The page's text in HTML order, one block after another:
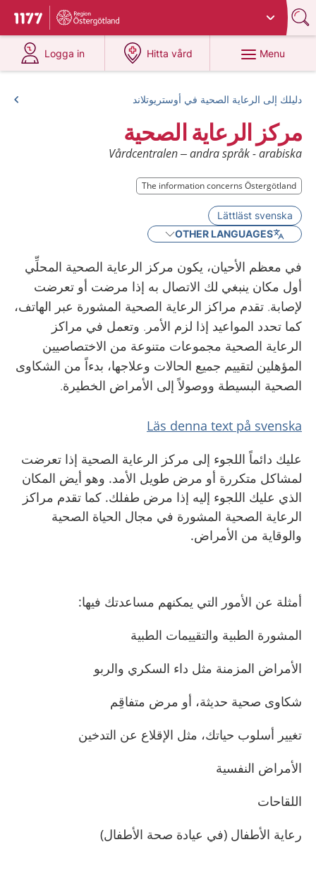
To start page for 1177
Du har valt region
Logga in
at 1177.se
Hitta vård
at 1177.se
Menu
دليلك إلى الرعاية الصحية في أوستريوتلاند
مركز الرعاية الصحية
Vårdcentralen – andra språk - arabiska
The information concerns Östergötland
Lättläst svenska
OTHER LANGUAGES
في معظم الأحيان، يكون مركز الرعاية الصحية المحلِّي
أول مكان ينبغي لك الاتصال به إذا مرضت أو تعرضت
لإصابة. تقدم مراكز الرعاية الصحية المشورة عبر الهاتف،
كما تحدد المواعيد إذا لزم الأمر. وتعمل في مراكز
الرعاية الصحية مجموعات متنوعة من الاختصاصيين
المؤهلين لتقييم جميع الحالات وعلاجها، بدءاً من الشكاوى
الصحية البسيطة ووصولاً إلى الأمراض الخطيرة.
Läs denna text på svenska
عليك دائماً اللجوء إلى مركز الرعاية الصحية إذا تعرضت
لمشاكل متكررة أو مرض طويل الأمد. وهو أيض المكان
الذي عليك اللجوء إليه إذا مرض طفلك. كما تقدم مراكز
الرعاية الصحية المشورة في مجال الحياة الصحية
والوقاية من الأمراض.
أمثلة عن الأمور التي يمكنهم مساعدتك فيها:
المشورة الطبية والتقييمات الطبية
الأمراض المزمنة مثل داء السكري والربو
شكاوى صحية حديثة، أو مرض متفاقِم
تغيير أسلوب حياتك، مثل الإقلاع عن التدخين
الأمراض النفسية
اللقاحات
رعاية الأطفال (في عيادة صحة الأطفال)